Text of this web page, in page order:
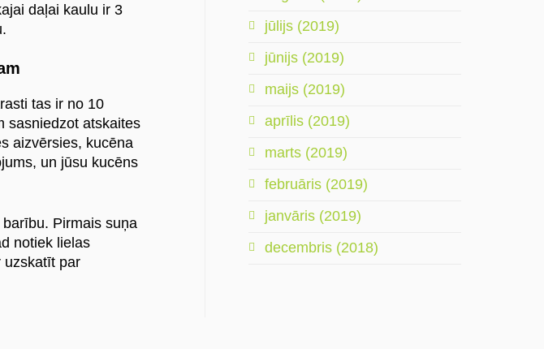
daļai kaulu ir 3
tas ir no 10
sasniedzot atskaites
aizvērsies, kucēna
un jūsu kucēns
Pirmais suņa
notiek lielas
uzskatīt par
jūlijs (2019)
jūnijs (2019)
maijs (2019)
aprīlis (2019)
marts (2019)
februāris (2019)
janvāris (2019)
decembris (2018)